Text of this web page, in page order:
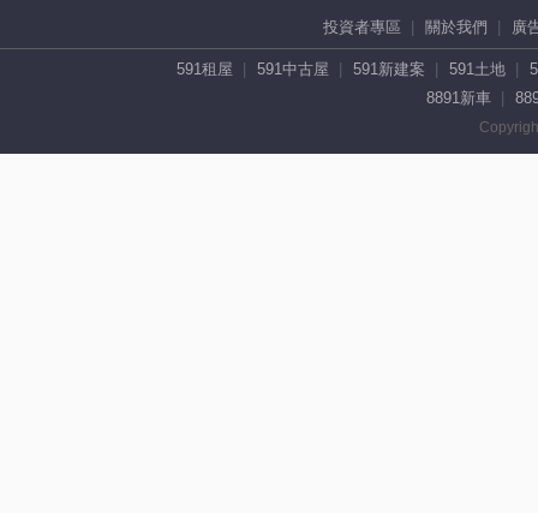
投資者專區 關於我們 廣
591租屋 591中古屋 591新建案 591土地
8891新車